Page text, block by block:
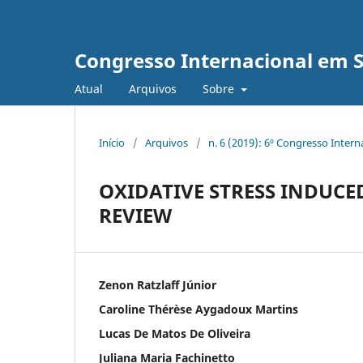
Congresso Internacional em
Atual Arquivos Sobre
Início / Arquivos / n. 6 (2019): 6º Congresso
OXIDATIVE STRESS
REVIEW
Zenon Ratzlaff Júnior
Caroline Thérèse Aygadoux Martins
Lucas De Matos De Oliveira
Juliana Maria Fachinetto